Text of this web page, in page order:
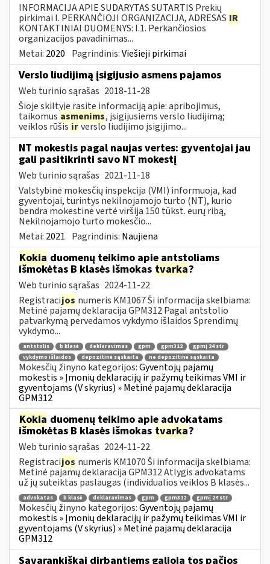
INFORMACIJA APIE SUDARYTAS SUTARTIS Prekių
pirkimai I. PERKANČIOJI ORGANIZACIJA, ADRESAS IR
KONTAKTINIAI DUOMENYS: I.1. Perkančiosios
organizacijos pavadinimas...
Metai: 2020 Pagrindinis:Viešieji pirkimai
Verslo liudijimą įsigijusio asmens pajamos
Web turinio sąrašas 2018-11-28
Šioje skiltyje rasite informaciją apie: apribojimus,
taikomus asmenims, įsigijusiems verslo liudijimą;
veiklos rūšisirverslo liudijimo įsigijimo...
NT mokestis pagal naujas vertes: gyventojai jau
gali pasitikrinti savo NT mokestį
Web turinio sąrašas 2021-11-18
Valstybinė mokesčių inspekcija (VMI) informuoja, kad
gyventojai, turintys nekilnojamojo turto (NT), kurio
bendra mokestinė vertė viršija 150 tūkst. eurų ribą,
Nekilnojamojo turto mokesčio...
Metai: 2021 Pagrindinis: Naujiena
Kokia duomenų teikimo apie antstoliams
išmokėtas B klasės išmokas tvarka?
Web turinio sąrašas 2024-11-22
Registracijos numeris KM1067 Ši informacija skelbiama:
Metinė pajamų deklaracija GPM312 Pagal antstolio
patvarkymą pervedamos vykdymo išlaidos Sprendimų
vykdymo...
antstolis b klasė deklaravimas gpm gpm312
gpmį 24 str
vykdymo išlaidos
depozitinė sąskaita ne depozitinė sąskaita
Mokesčių žinyno kategorijos:Gyventojų pajamų
mokestis » Įmonių deklaracijų ir pažymų teikimas VMI ir
gyventojams (V skyrius) » Metinė pajamų deklaracija
GPM312
Kokia duomenų teikimo apie advokatams
išmokėtas B klasės išmokas tvarka?
Web turinio sąrašas 2024-11-22
Registracijos numeris KM1070 Ši informacija skelbiama:
Metinė pajamų deklaracija GPM312 Atlygis advokatams
už jų suteiktas paslaugas (individualios veiklos B klasės...
advokatas b klasė deklaravimas gpm gpm312 gpmį 24 str
Mokesčių žinyno kategorijos:Gyventojų pajamų
mokestis » Įmonių deklaracijų ir pažymų teikimas VMI ir
gyventojams (V skyrius) » Metinė pajamų deklaracija
GPM312
Savarankiškai dirbantiems galioja tos pačios